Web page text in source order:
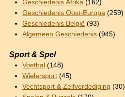
Geschiedenis Afrika (162)
Geschiedenis Oost-Europa (259)
Geschiedenis België (93)
Algemeen Geschiedenis (945)
Sport & Spel
Voetbal (148)
Wielersport (45)
Vechtsport & Zelfverdediging (30)